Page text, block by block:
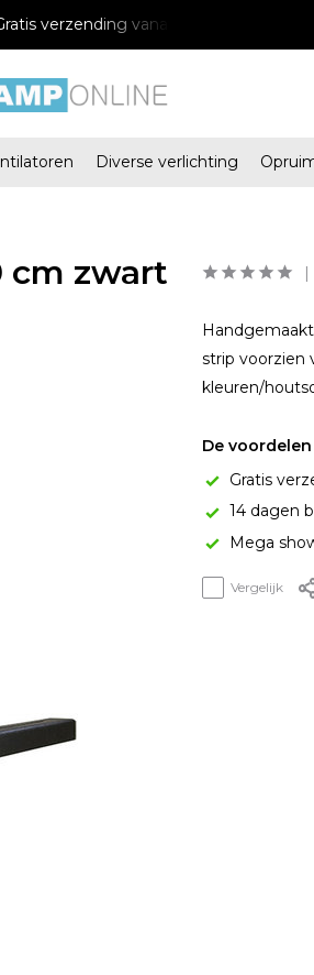
verzending vanaf € 34,95
Diverse verlichting
cm zwart
strip voorzien
kleuren/
De
Gratis
14 dagen
Mega
Vergelijk